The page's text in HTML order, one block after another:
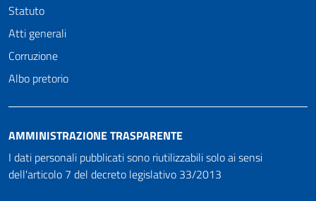
Statuto
Atti generali
Corruzione
Albo pretorio
AMMINISTRAZIONE TRASPARENTE
I dati personali pubblicati sono riutilizzabili solo ai sensi
dell'articolo 7 del decreto legislativo 33/2013